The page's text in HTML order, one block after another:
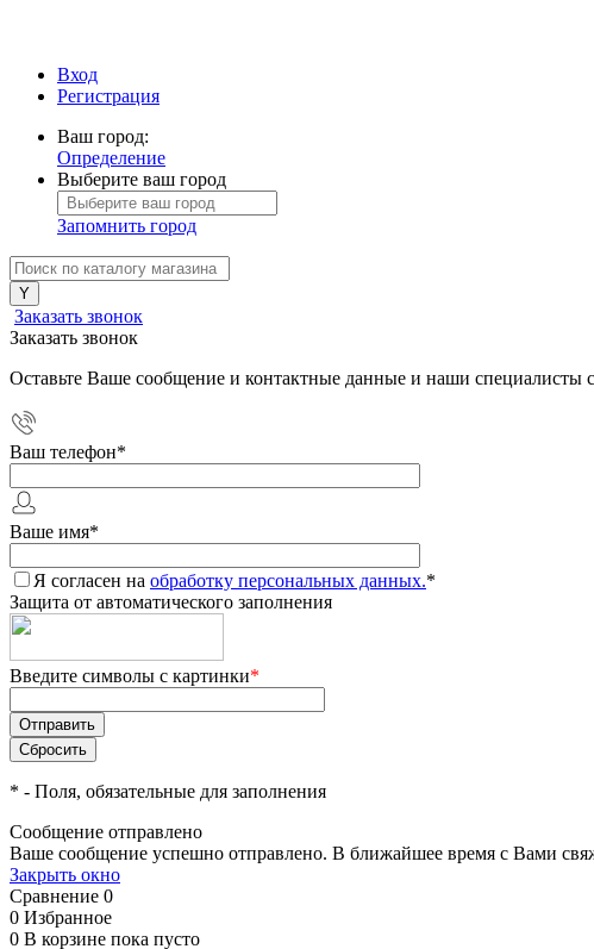
Вход
Регистрация
Ваш город:
Определение
Выберите ваш город
Запомнить город
Заказать звонок
Заказать звонок
Оставьте Ваше сообщение и контактные данные и наши специалисты
Ваш телефон*
Ваше имя*
Я согласен на обработку персональных данных.*
Защита от автоматического заполнения
Введите символы с картинки*
* - Поля, обязательные для заполнения
Сообщение отправлено
Ваше сообщение успешно отправлено. В ближайшее время с Вами
Закрыть окно
Сравнение 0
0 Избранное
0 В корзине пока пусто